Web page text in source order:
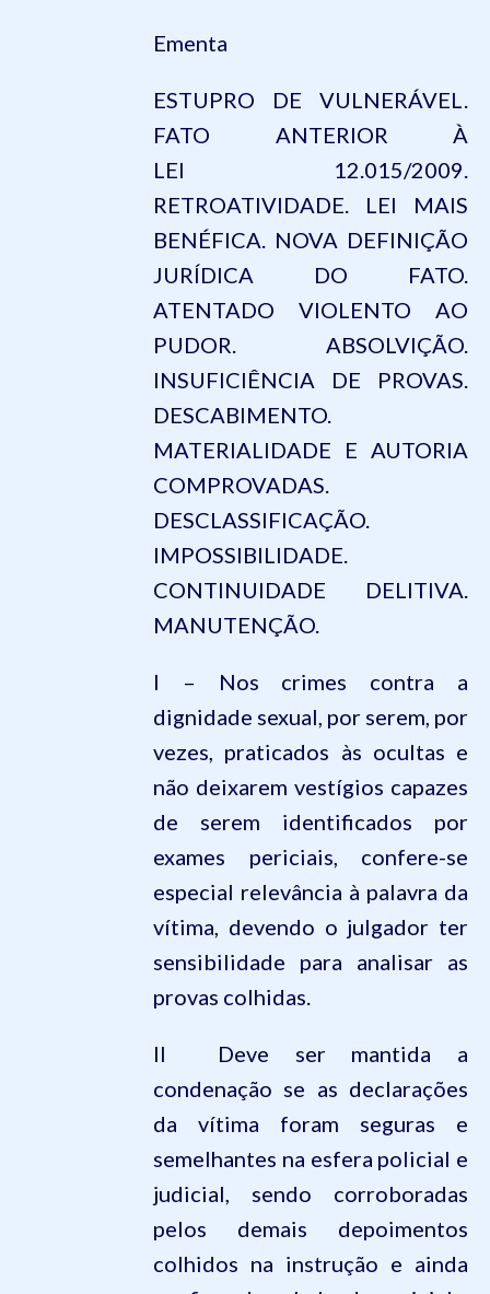
Ementa
ESTUPRO DE VULNERÁVEL.
FATO ANTERIOR À
LEI 12.015/2009.
RETROATIVIDADE. LEI MAIS
BENÉFICA. NOVA DEFINIÇÃO
JURÍDICA DO FATO.
ATENTADO VIOLENTO AO
PUDOR. ABSOLVIÇÃO.
INSUFICIÊNCIA DE PROVAS.
DESCABIMENTO.
MATERIALIDADE E AUTORIA
COMPROVADAS.
DESCLASSIFICAÇÃO.
IMPOSSIBILIDADE.
CONTINUIDADE DELITIVA.
MANUTENÇÃO.
I – Nos crimes contra a
dignidade sexual, por serem, por
vezes, praticados às ocultas e
não deixarem vestígios capazes
de serem identificados por
exames periciais, confere-se
especial relevância à palavra da
vítima, devendo o julgador ter
sensibilidade para analisar as
provas colhidas.
II  Deve ser mantida a
condenação se as declarações
da vítima foram seguras e
semelhantes na esfera policial e
judicial, sendo corroboradas
pelos demais depoimentos
colhidos na instrução e ainda